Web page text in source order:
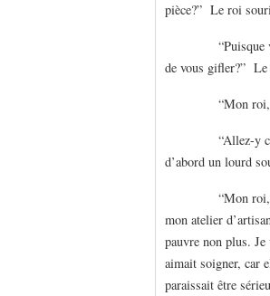
pièce?” Le roi
“Puisque vous
de vous gifler?” Le
“Mon roi,
“Allez-y
d’abord un lourd
“Mon roi, j’était
mon atelier
pauvre non plus.
aimait soigner, car
paraissait être